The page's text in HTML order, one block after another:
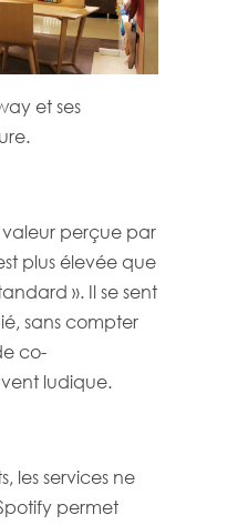
et ses
valeur perçue par
plus élevée que
». Il se sent
sans compter
co-
ludique.
les services ne
permet